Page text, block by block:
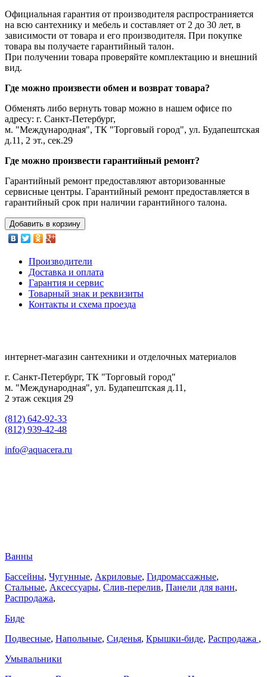
Официальная гарантия от производителя распространияется
на всю сантехнику и мебель и составляет от 2 до 30 лет, в
зависимости от товара и его производителя. При покупке
товара вы получаете гарантийный талон.
При получении товара проверяйте комплектацию и внешний
вид.
Где можно произвести обмен и возврат товара?
Обменять либо вернуть товар можно в нашем офисе по
адресу: г. Санкт-Петербург,
м. "Международная", ТК "Торговый город", ул. Будапештская
д.11, 2 эт., сек.29
Где можно произвести гарантийный ремонт?
Гарантийный ремонт предоставляют авторизованные
сервисные центры. Гарантийный ремонт предоставляется в
гарантийный срок при наличии гарантийного талона.
Добавить в корзину
Производители
Доставка и оплата
Гарантия и сервис
Товарный знак и реквизиты
Контакты и схема проезда
интернет-магазин сантехники и отделочных материалов
г. Санкт-Петербург, ТК "Торговый город"
м. "Международная", ул. Будапештская д.11,
2 этаж секция 29
(812) 642-92-33
(812) 939-42-48
info@aquacera.ru
Ванны
Бассейны, Чугунные, Акриловые, Гидромассажные,
Стальные, Аксессуары, Слив-перелив, Панели для ванн,
Распродажа,
Биде
Подвесные, Напольные, Сиденья, Крышки-биде, Распродажа ,
Умывальники